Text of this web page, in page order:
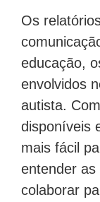
Os
educação,
envolvidos
autista.
disponíveis
mais fácil
entender as
colaborar